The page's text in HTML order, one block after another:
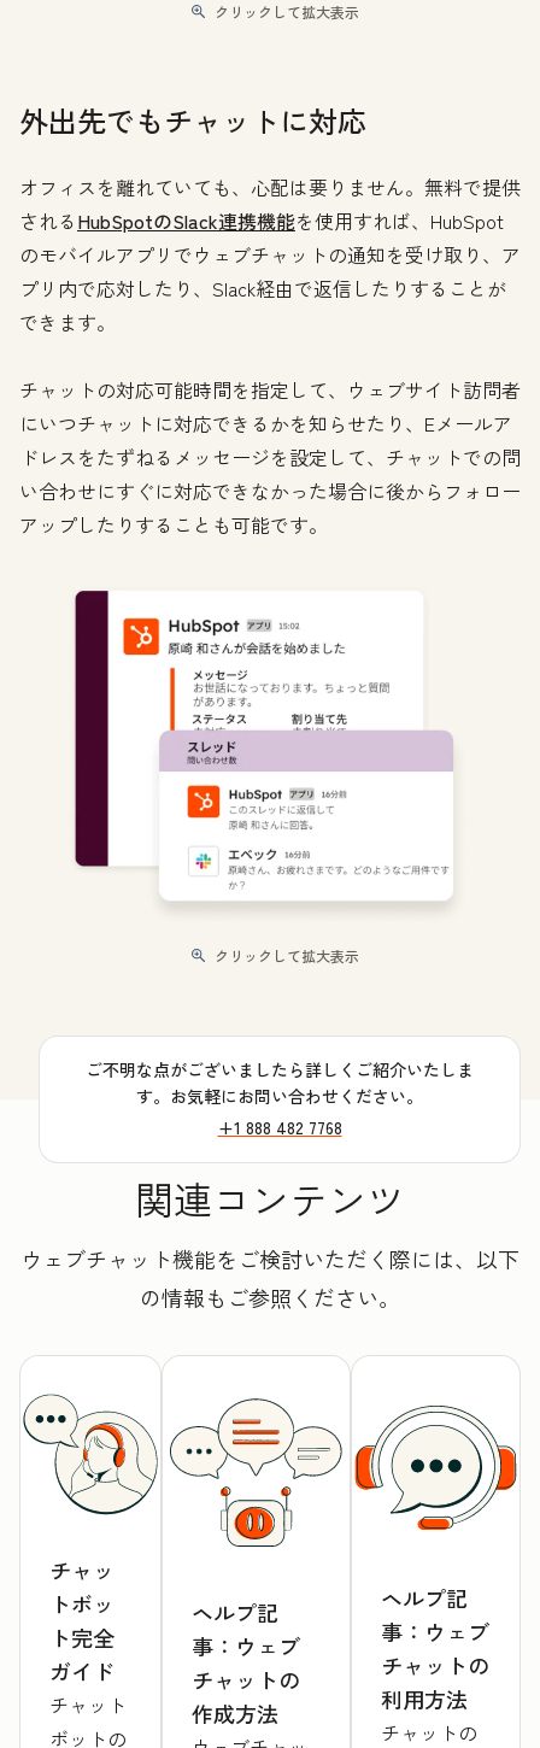
クリックして拡大表示
外出先でもチャットに対応
オフィスを離れていても、心配は要りません。無料で提供
されるHubSpotのSlack連携機能を使用すれば、HubSpot
のモバイルアプリでウェブチャットの通知を受け取り、ア
プリ内で応対したり、Slack経由で返信したりすることが
できます。
チャットの対応可能時間を指定して、ウェブサイト訪問者
にいつチャットに対応できるかを知らせたり、Eメールア
ドレスをたずねるメッセージを設定して、チャットでの問
い合わせにすぐに対応できなかった場合に後からフォロー
アップしたりすることも可能です。
クリックして拡大表示
ご不明な点がございましたら詳しくご紹介いたしま
す。お気軽にお問い合わせください。
+1 888 482 7768
関連コンテンツ
ウェブチャット機能をご検討いただく際には、以下
の情報もご参照ください。
チャッ
トボッ
ト完全
ガイド
チャット
ボットの
ヘルプ記
事：ウェブ
チャットの
作成方法
ヘルプ記
事：ウェブ
チャットの
利用方法
チャットの